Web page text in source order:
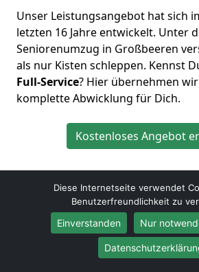
Unser Leistungsangebot hat sich
letzten 16 Jahre entwickelt. Unter
Seniorenumzug in Großbeeren
als nur Kisten schleppen. Kennst
Full-Service? Hier übernehmen
komplette Abwicklung für Dich.
Kostenloses Angebot
Meierhoefer Umzüge
Andreas Schröder
Diese Internetseite verwendet
Benutzerfreundlichkeit zu
Einverstanden Nur